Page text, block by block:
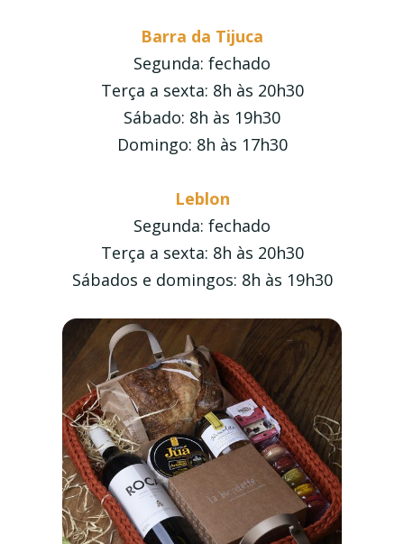
Barra da Tijuca
Segunda: fechado
Terça a sexta: 8h às 20h30
Sábado: 8h às 19h30
Domingo: 8h às 17h30
Leblon
Segunda: fechado
Terça a sexta: 8h às 20h30
Sábados e domingos: 8h às 19h30